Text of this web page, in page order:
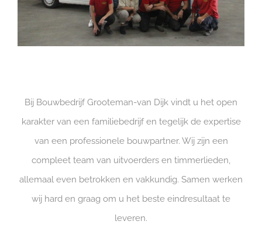
Bij Bouwbedrijf Grooteman-van Dijk vindt u het open
karakter van een familiebedrijf en tegelijk de expertise
van een professionele bouwpartner. Wij zijn een
compleet team van uitvoerders en timmerlieden,
allemaal even betrokken en vakkundig. Samen werken
wij hard en graag om u het beste eindresultaat te
leveren.